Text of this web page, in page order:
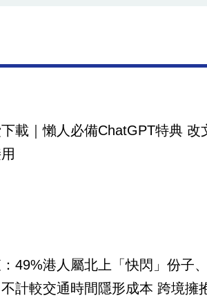
載｜懶人必備ChatGPT特典 改
49%港人屬北上「快閃」份子
計較交通時間隱形成本 跨境擁